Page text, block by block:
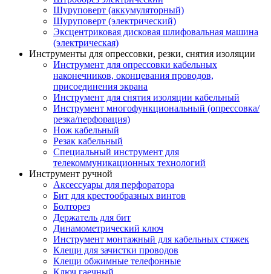
Шуруповерт (аккумуляторный)
Шуруповерт (электрический)
Эксцентриковая дисковая шлифовальная машина
(электрическая)
Инструменты для опрессовки, резки, снятия изоляции
Инструмент для опрессовки кабельных
наконечников, оконцевания проводов,
присоединения экрана
Инструмент для снятия изоляции кабельный
Инструмент многофункциональный (опрессовка/
резка/перфорация)
Нож кабельный
Резак кабельный
Специальный инструмент для
телекоммуникационных технологий
Инструмент ручной
Аксессуары для перфоратора
Бит для крестообразных винтов
Болторез
Держатель для бит
Динамометрический ключ
Инструмент монтажный для кабельных стяжек
Клещи для зачистки проводов
Клещи обжимные телефонные
Ключ гаечный